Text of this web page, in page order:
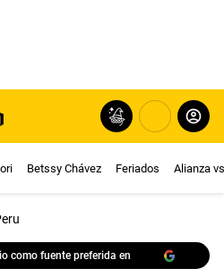
Betssy Chávez Feriados Alianza
como fuente preferida en